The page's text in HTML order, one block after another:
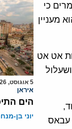
כי
מעניין
אט אט
עבאס
5 אוגוסט, 2026
איראן
הים
יוני בן-